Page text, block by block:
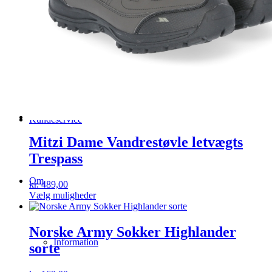
Kundeservice
Om
Information
Mitzi Dame Vandrestøvle letvægts
Trespass
kr.489,00
Vælg mulighederDette
vare
varianter.
Mulighederne
Norske Army Sokker Highlander
sorte